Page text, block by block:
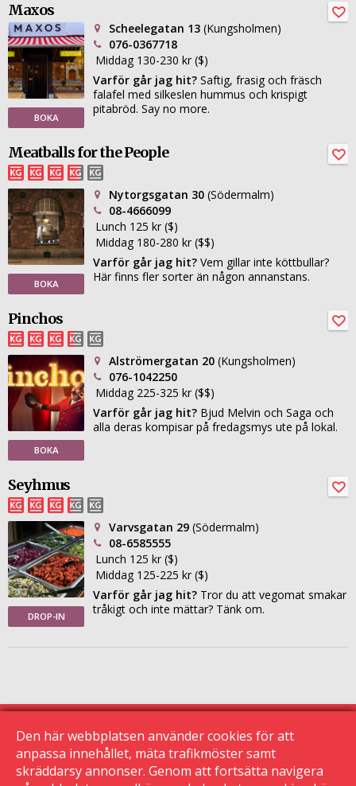
Maxos
BOKA
Scheelegatan 13 (Kungsholmen)
076-0367718
Middag 130-230 kr ($)
Varför går jag hit? Saftig, frasig och fräsch
falafel med silkeslen hummus och krispigt
pitabröd. Say no more.
Meatballs for the People
BOKA
Nytorgsgatan 30 (Södermalm)
08-4666099
Lunch 125 kr ($)
Middag 180-280 kr ($$)
Varför går jag hit? Vem gillar inte köttbullar?
Här finns fler sorter än någon annanstans.
Pinchos
BOKA
Alströmergatan 20 (Kungsholmen)
076-1042250
Middag 225-325 kr ($$)
Varför går jag hit? Bjud Melvin och Saga och
alla deras kompisar på fredagsmys ute på lokal.
Seyhmus
DROP-IN
Varvsgatan 29 (Södermalm)
08-6585555
Lunch 125 kr ($)
Middag 125-225 kr ($)
Varför går jag hit? Tror du att vegomat smakar
tråkigt och inte mättar? Tänk om.
© 2015 Krogguiden.se
Den här webbplatsen använder cookies för att
anpassa innehållet, mäta trafikmöster samt
skräddarsy annonser. Genom att fortsätta navigera